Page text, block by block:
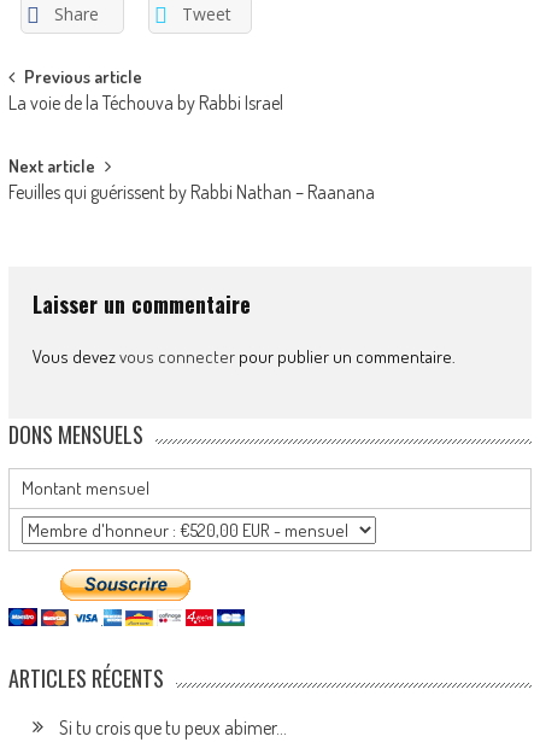
Share Tweet
Post
navigation
Previous article
La voie de la Téchouva by Rabbi Israel
Next article
Feuilles qui guérissent by Rabbi Nathan – Raanana
Laisser un commentaire
Vous devezvous connecterpour publier un commentaire.
DONS MENSUELS
Montant mensuel
ARTICLES RÉCENTS
Si tu crois que tu peux abimer…